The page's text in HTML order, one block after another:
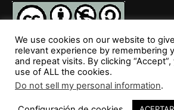
SÍGUENOS
We use cookies on our website to
relevant experience by remembering
and repeat visits. By clicking
use of ALL the cookies.
Do not sell my personal information.